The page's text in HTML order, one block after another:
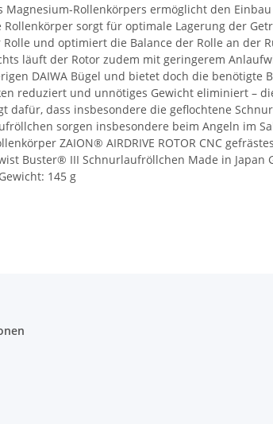
Rollenkörpers ermöglicht den
sorgt für optimale Lagerung der
und optimiert die Balance der Rolle an der
läuft der Rotor zudem mit geringerem
DAIWA Bügel und bietet doch die benötigte
reduziert und unnötiges Gewicht eliminiert –
dafür, dass insbesondere die geflochtene
sorgen insbesondere beim Angeln im
ZAION® AIRDRIVE ROTOR CNC
Buster® III Schnurlaufröllchen Made in Japan
145 g